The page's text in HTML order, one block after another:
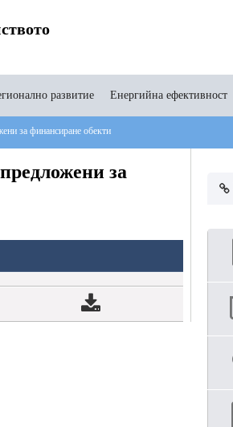
развитие Енергийна ефективност
за финансиране обекти
за